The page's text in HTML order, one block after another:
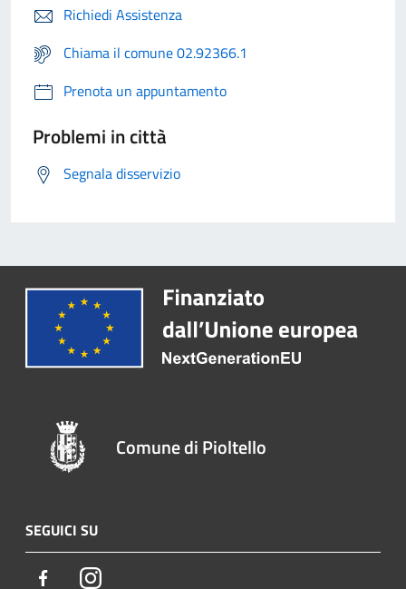
Richiedi Assistenza
Chiama il comune 02.92366.1
Prenota un appuntamento
Problemi in città
Segnala disservizio
Comune di Pioltello
SEGUICI SU
FacebookInstagram